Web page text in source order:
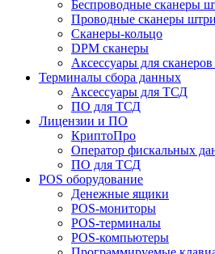
Беспроводные сканеры
Проводные сканеры
Сканеры-кольцо
DPM сканеры
Аксессуары для
Терминалы сбора данных
Аксессуары для ТСД
ПО для ТСД
Лицензии и ПО
КриптоПро
Оператор фискальных
ПО для ТСД
POS оборудование
Денежные ящики
POS-мониторы
POS-терминалы
POS-компьютеры